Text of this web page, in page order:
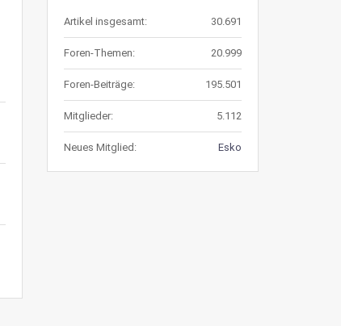
Artikel insgesamt: 30.691
Foren-Themen: 20.999
Foren-Beiträge: 195.501
Mitglieder: 5.112
Neues Mitglied: Esko